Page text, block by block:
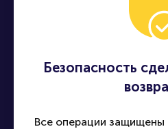
Безопасность
Все операции защищены